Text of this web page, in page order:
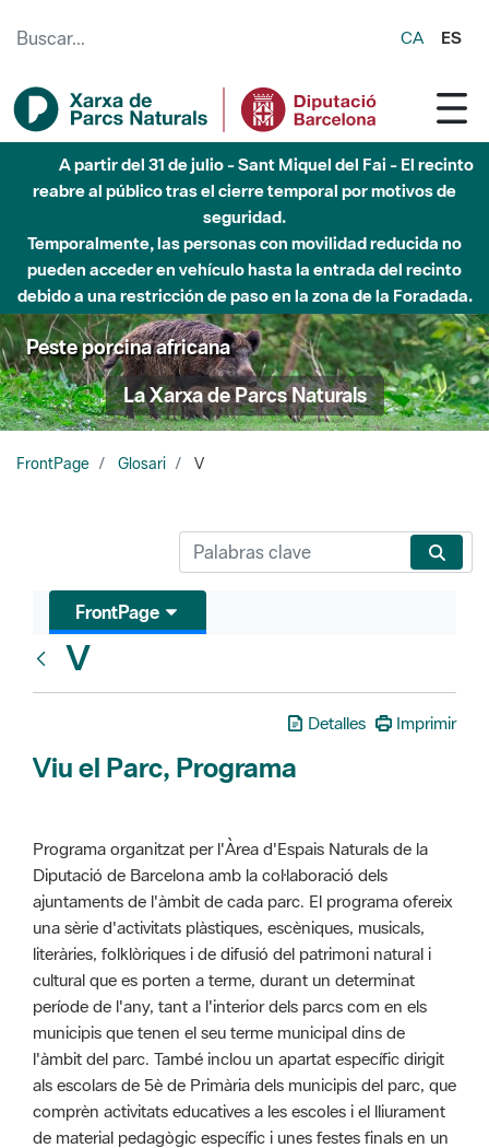
CA ES
A partir del 31 de julio - Sant Miquel del Fai - El recinto
reabre al público tras el cierre temporal por motivos de
seguridad.
Temporalmente, las personas con movilidad reducida no
pueden acceder en vehículo hasta la entrada del recinto
debido a una restricción de paso en la zona de la Foradada.
Peste porcina africana
La Xarxa de Parcs Naturals
FrontPage Glosari V
FrontPage
V
Detalles Imprimir
Viu el Parc, Programa
Programa organitzat per l'Àrea d'Espais Naturals de la
Diputació de Barcelona amb la col·laboració dels
ajuntaments de l'àmbit de cada parc. El programa ofereix
una sèrie d'activitats plàstiques, escèniques, musicals,
literàries, folklòriques i de difusió del patrimoni natural i
cultural que es porten a terme, durant un determinat
període de l'any, tant a l'interior dels parcs com en els
municipis que tenen el seu terme municipal dins de
l'àmbit del parc. També inclou un apartat específic dirigit
als escolars de 5è de Primària dels municipis del parc, que
comprèn activitats educatives a les escoles i el lliurament
de material pedagògic específic i unes festes finals en un